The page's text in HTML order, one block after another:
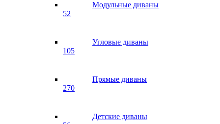
Модульные диваны
52
Угловые диваны
105
Прямые диваны
270
Детские диваны